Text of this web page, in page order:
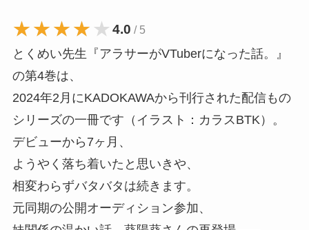
★★★★★
★★★★★ 4.0 / 5
とくめい先生『アラサーがVTuberになった話。
』
の第4巻は、
2024年2月にKADOKAWAから刊行された配信もの
シリーズの一冊です（イラスト：カラスBTK） 。
デビューから7ヶ月、
ようやく落ち着いたと思いきや、
相変わらずバタバタは続きます。
元同期の公開オーディション参加、